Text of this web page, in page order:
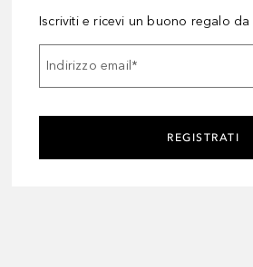
Iscriviti e ricevi un buono regalo da
Indirizzo email*
REGISTRATI